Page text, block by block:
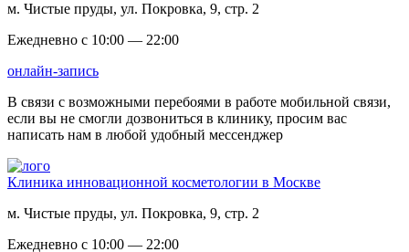
м. Чистые пруды, ул. Покровка, 9, стр. 2
Ежедневно с 10:00 — 22:00
онлайн-запись
В связи с возможными перебоями в работе мобильной связи,
если вы не смогли дозвониться в клинику, просим вас
написать нам в любой удобный мессенджер
Клиника инновационной косметологии в Москве
м. Чистые пруды, ул. Покровка, 9, стр. 2
Ежедневно с 10:00 — 22:00